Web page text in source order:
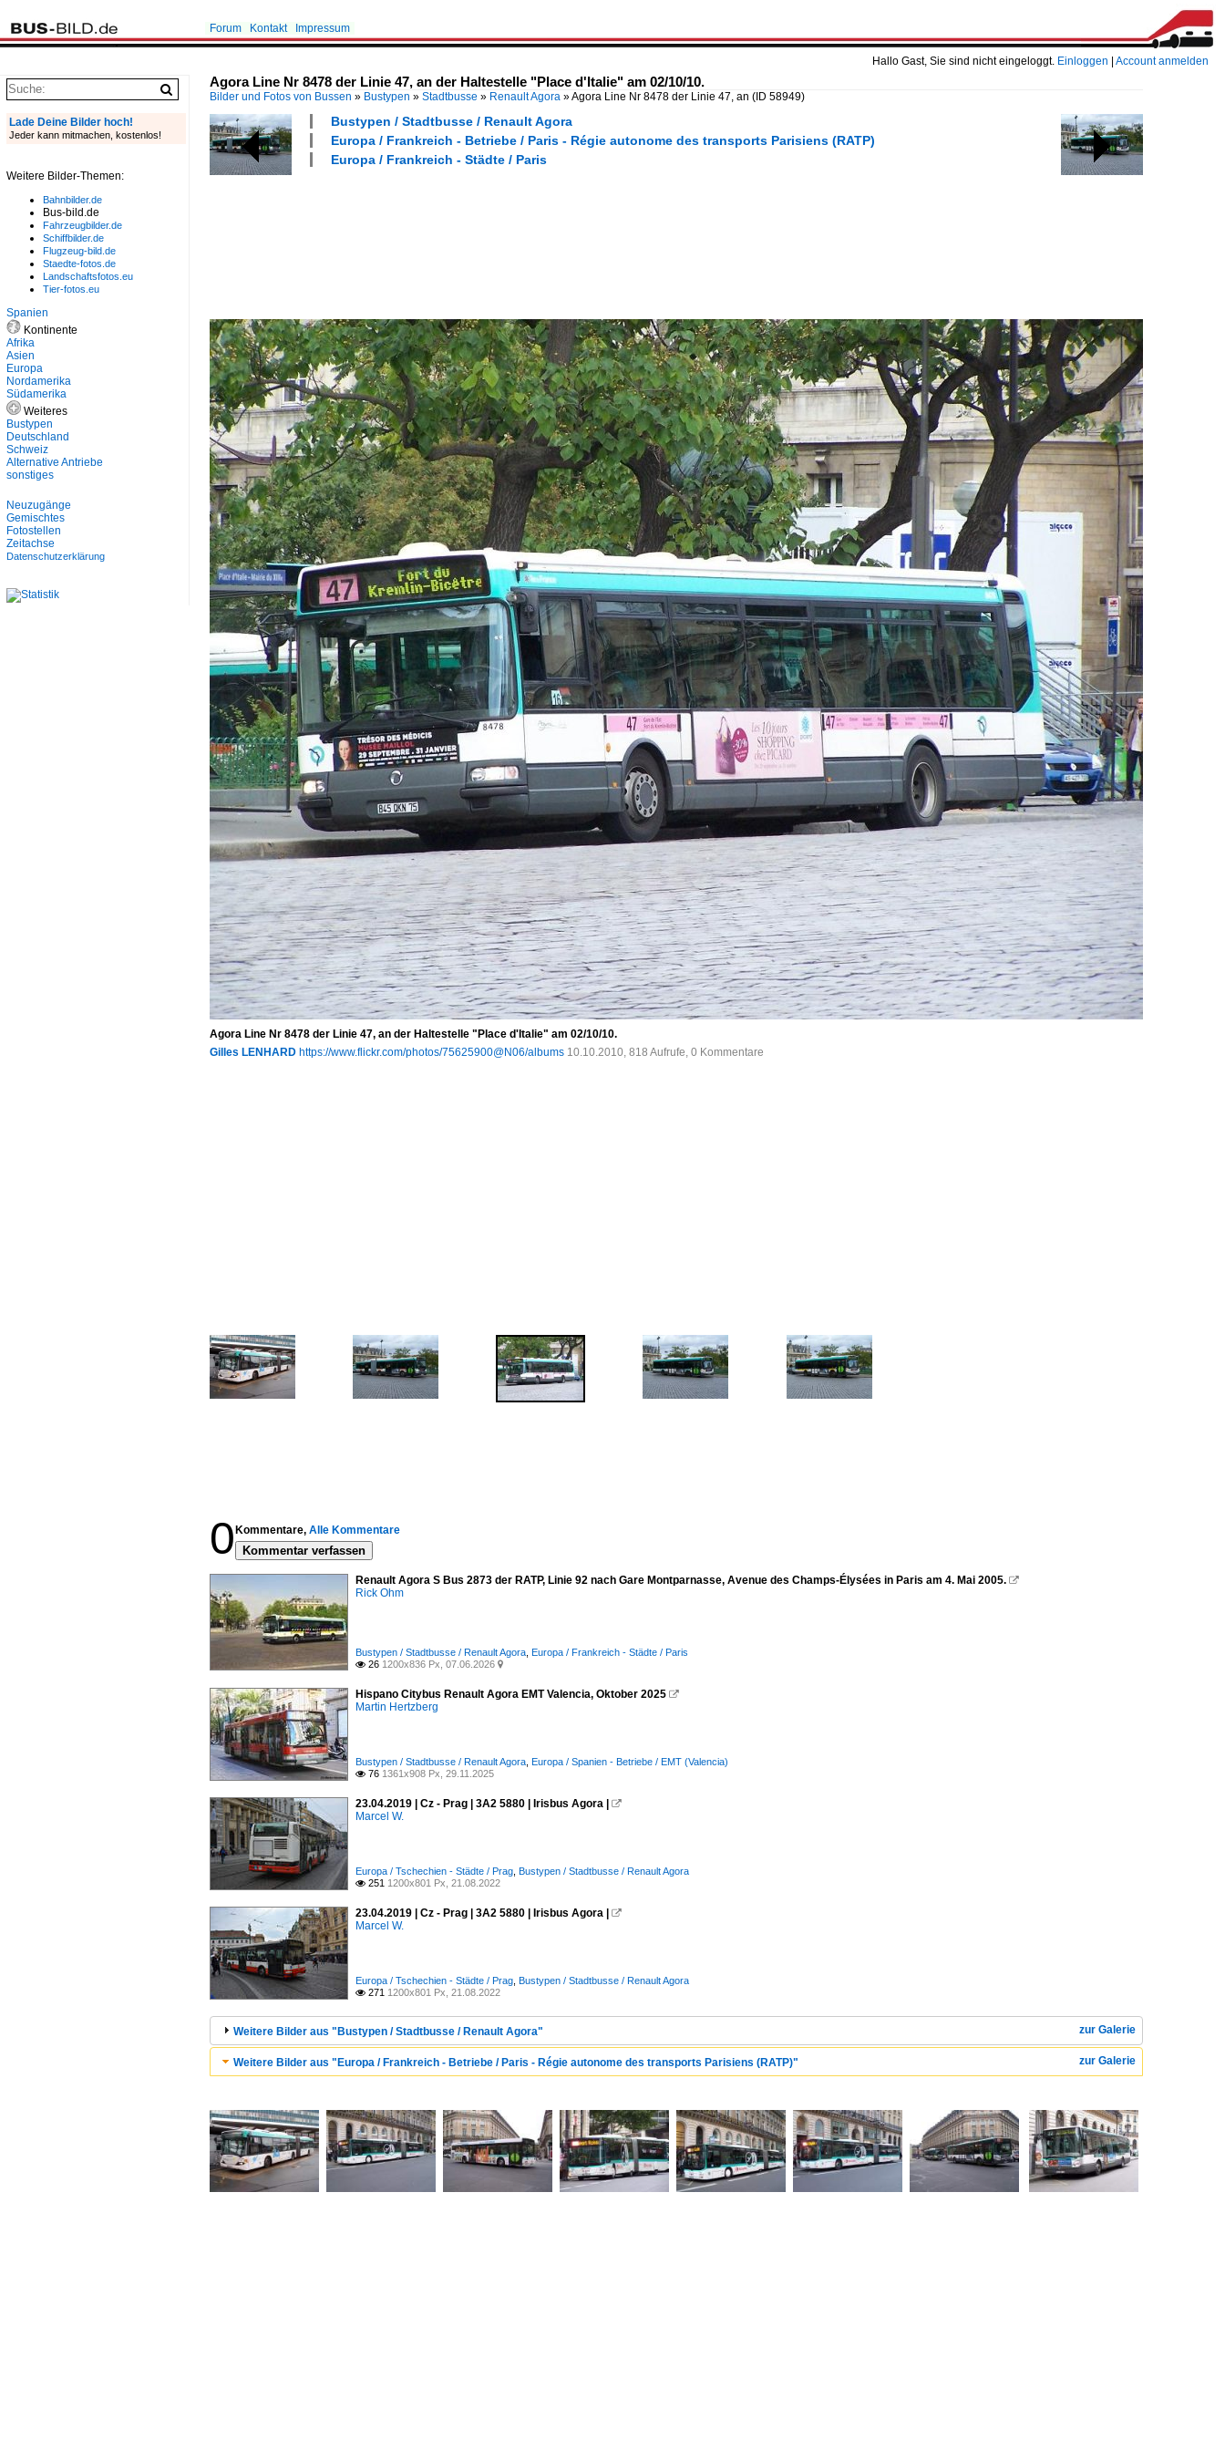
Hallo Gast, Sie sind nicht eingeloggt. Einloggen Account anmelden
Forum Kontakt Impressum
Agora Line Nr 8478 der Linie 47, an der Haltestelle "Place d'Italie" am 02/10/10.
Bilder und Fotos von Bussen » Bustypen » Stadtbusse » Renault Agora »Agora Line Nr 8478 der Linie 47, an (ID 58949)
Bustypen / Stadtbusse / Renault Agora
Europa / Frankreich - Betriebe / Paris - Régie autonome des transports Parisiens (RATP)
Europa / Frankreich - Städte / Paris
Agora Line Nr 8478 der Linie 47, an der Haltestelle "Place d'Italie" am 02/10/10.
Gilles LENHARD https://www.flickr.com/photos/75625900@N06/albums 10.10.2010, 818 Aufrufe, 0 Kommentare
0 Kommentare, Alle Kommentare
Kommentar verfassen
Renault Agora S Bus 2873 der RATP, Linie 92 nach Gare Montparnasse, Avenue des Champs-Élysées in Paris am 4. Mai 2005. 
Rick Ohm
Bustypen / Stadtbusse / Renault Agora Europa / Frankreich - Städte / Paris
 26 1200x836 Px, 07.06.2026 
Hispano Citybus Renault Agora EMT Valencia, Oktober 2025 
Martin Hertzberg
Bustypen / Stadtbusse / Renault Agora Europa / Spanien - Betriebe / EMT (Valencia)
 76 1361x908 Px, 29.11.2025
23.04.2019 | Cz - Prag | 3A2 5880 | Irisbus Agora | 
Marcel W.
Europa / Tschechien - Städte / Prag Bustypen / Stadtbusse / Renault Agora
 251 1200x801 Px, 21.08.2022
23.04.2019 | Cz - Prag | 3A2 5880 | Irisbus Agora | 
Marcel W.
Europa / Tschechien - Städte / Prag Bustypen / Stadtbusse / Renault Agora
 271 1200x801 Px, 21.08.2022
zur Galerie
Weitere Bilder aus "Bustypen / Stadtbusse / Renault Agora"
zur Galerie
Weitere Bilder aus "Europa / Frankreich - Betriebe / Paris - Régie autonome des transports Parisiens (RATP)"
Lade Deine Bilder hoch!
Jeder kann mitmachen, kostenlos!
Weitere Bilder-Themen:
Bahnbilder.de
Bus-bild.de
Fahrzeugbilder.de
Schiffbilder.de
Flugzeug-bild.de
Staedte-fotos.de
Landschaftsfotos.eu
Tier-fotos.eu
Spanien
Kontinente
Afrika
Asien
Europa
Nordamerika
Südamerika
Weiteres
Bustypen
Deutschland
Schweiz
Alternative Antriebe
sonstiges
Neuzugänge
Gemischtes
Fotostellen
Zeitachse
Datenschutzerklärung